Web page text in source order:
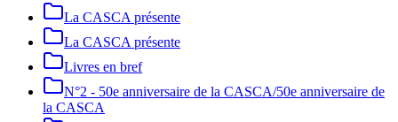
La CASCA présente
La CASCA présente
Livres en bref
N°2 - 50e anniversaire de la CASCA/50e anniversaire de
la CASCA